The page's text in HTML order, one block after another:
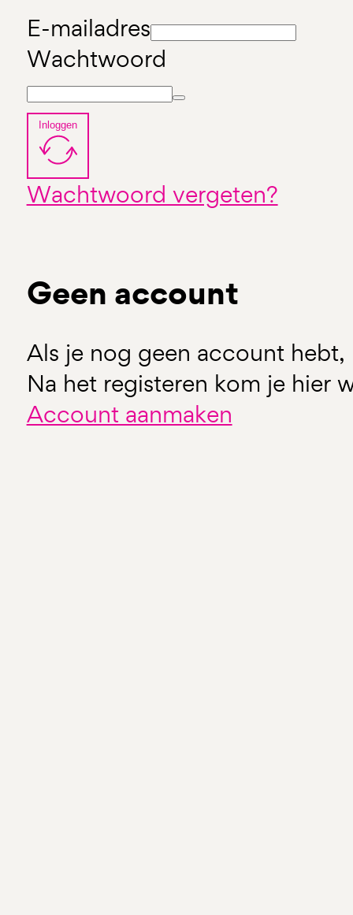
E-mailadres
Wachtwoord
Inloggen
Wachtwoord vergeten?
Geen account
Als je nog geen account hebt,
Na het registeren kom je hier
Account aanmaken